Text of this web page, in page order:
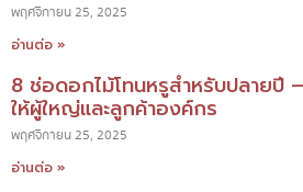
พฤศจิกายน 25, 2025
อ่านต่อ »
8 ช่อดอกไม้โทนหรูสำหรับปลายปี
ให้ผู้ใหญ่และลูกค้าองค์กร
พฤศจิกายน 25, 2025
อ่านต่อ »